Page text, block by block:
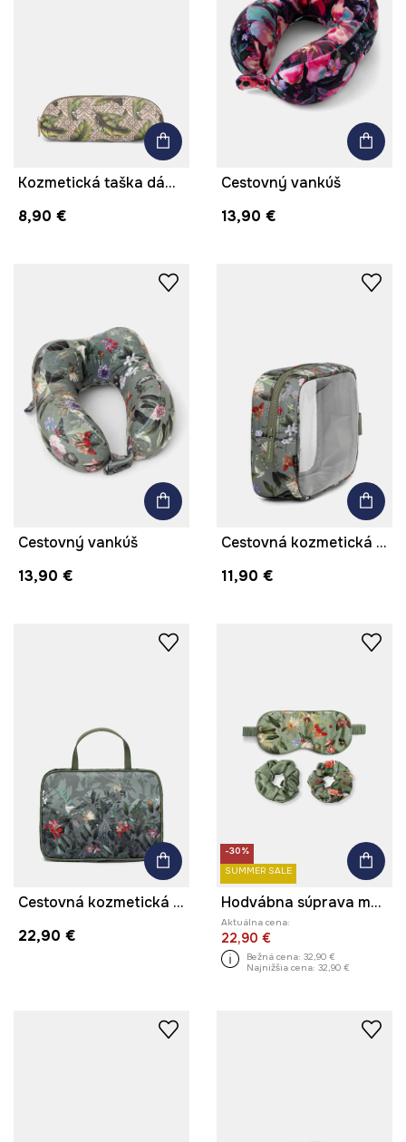
Kozmetická taška dámska z imitácie kože s motívom zeleniny
8,90 €
Cestovný vankúš
13,90 €
Cestovný vankúš
13,90 €
Cestovná kozmetická taška transparentná
11,90 €
Cestovná kozmetická taška
22,90 €
-30%
SUMMER SALE
Hodvábna súprava maska na oči a gumičky do vlasov z hodvábu
Aktuálna cena:
22,90 €
Bežná cena: 32,90 €
Najnižšia cena: 32,90 €